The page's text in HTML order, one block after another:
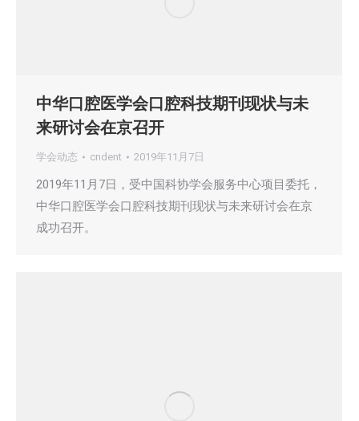
中华口腔医学会口腔科技期刊现状与未
来研讨会在京召开
学会动态 cndent 2019年11月7日
2019年11月7日，受中国科协学会服务中心项目委托，
中华口腔医学会口腔科技期刊现状与未来研讨会在京
成功召开。